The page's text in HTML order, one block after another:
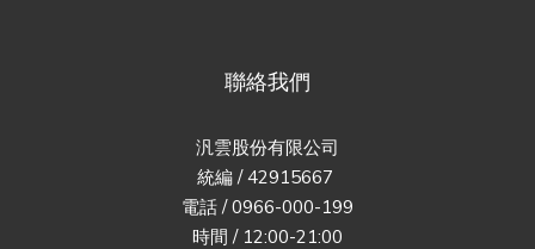
聯絡我們
汎雲股份有限公司
統編 / 42915667
電話 / 0966-000-199
時間 / 12:00-21:00